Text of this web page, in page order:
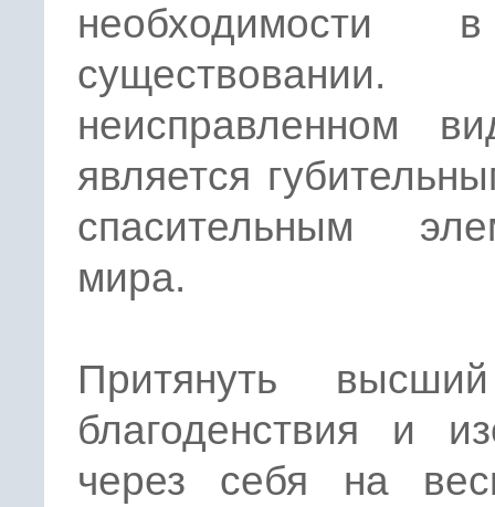
необходимости
неисправленном
является
спасительным
мира.
Притянуть
благоденствия и
через себя на